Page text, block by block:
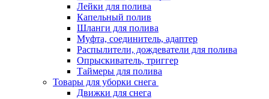
Лейки для полива
Капельный полив
Шланги для полива
Муфта, соединитель, адаптер
Распылители, дождеватели для полива
Опрыскиватель, триггер
Таймеры для полива
Товары для уборки снега
Движки для снега